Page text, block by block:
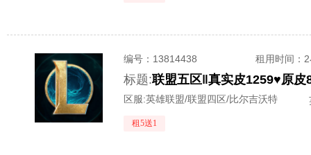
编号： 13814438 租用时间 ：
标题:
区服:英雄联盟/联盟四区/比尔吉沃特
租5送1